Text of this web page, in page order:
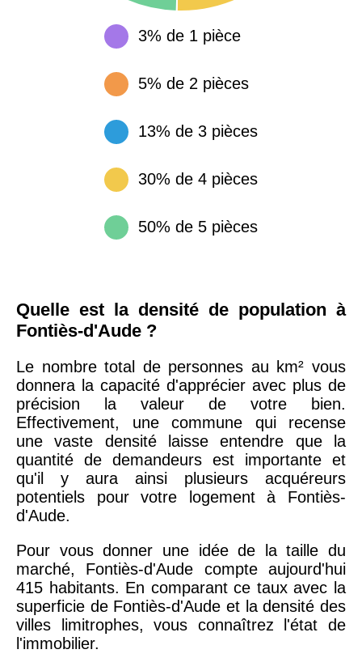
3% de 1 pièce
5% de 2 pièces
13% de 3 pièces
30% de 4 pièces
50% de 5 pièces
Quelle est la densité de population à
Fontiès-d'Aude ?
Le nombre total de personnes au km² vous
donnera la capacité d'apprécier avec plus de
précision la valeur de votre bien.
Effectivement, une commune qui recense
une vaste densité laisse entendre que la
quantité de demandeurs est importante et
qu'il y aura ainsi plusieurs acquéreurs
potentiels pour votre logement à Fontiès-
d'Aude.
Pour vous donner une idée de la taille du
marché, Fontiès-d'Aude compte aujourd'hui
415 habitants. En comparant ce taux avec la
superficie de Fontiès-d'Aude et la densité des
villes limitrophes, vous connaîtrez l'état de
l'immobilier.